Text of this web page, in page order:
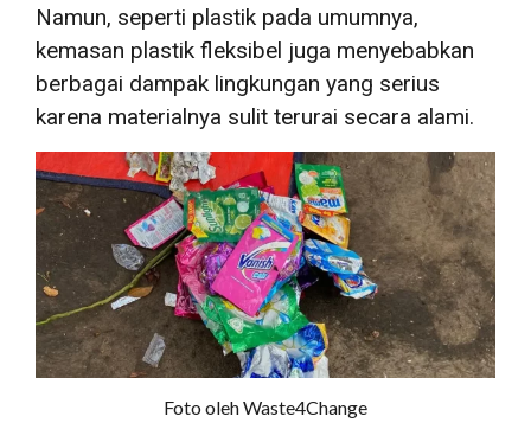
Namun, seperti plastik pada umumnya,
kemasan plastik fleksibel juga menyebabkan
berbagai dampak lingkungan yang serius
karena materialnya sulit terurai secara alami.
Foto oleh Waste4Change